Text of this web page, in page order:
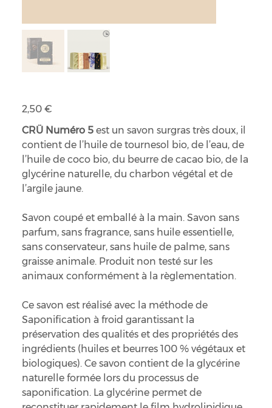
Prix
2,50 €
CRÜ Numéro 5est un savon surgras très doux, il
contient de l’huile de tournesol bio, de l’eau, de
l’huile de coco bio, du beurre de cacao bio, de la
glycérine naturelle, du charbon végétal et de
l’argile jaune.
Savon coupé et emballé à la main. Savon sans
parfum, sans fragrance, sans huile essentielle,
sans conservateur, sans huile de palme, sans
graisse animale. Produit non testé sur les
animaux conformément à la règlementation.
Ce savon est réalisé avec la méthode de
Saponification à froid garantissant la
préservation des qualités et des propriétés des
ingrédients (huiles et beurres 100 % végétaux et
biologiques). Ce savon contient de la glycérine
naturelle formée lors du processus de
saponification. La glycérine permet de